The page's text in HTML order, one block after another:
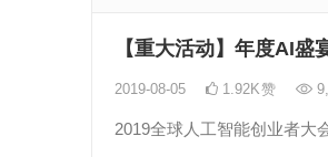
【重大活动】年度AI
2019-08-05 1.92K赞
2019全球人工智能创业者